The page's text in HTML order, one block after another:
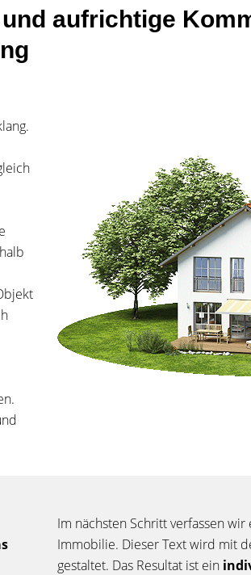
aufrichtige
Im nächsten Schritt verfassen wir
Immobilie. Dieser Text wird mit
gestaltet. Das Resultat ist ein